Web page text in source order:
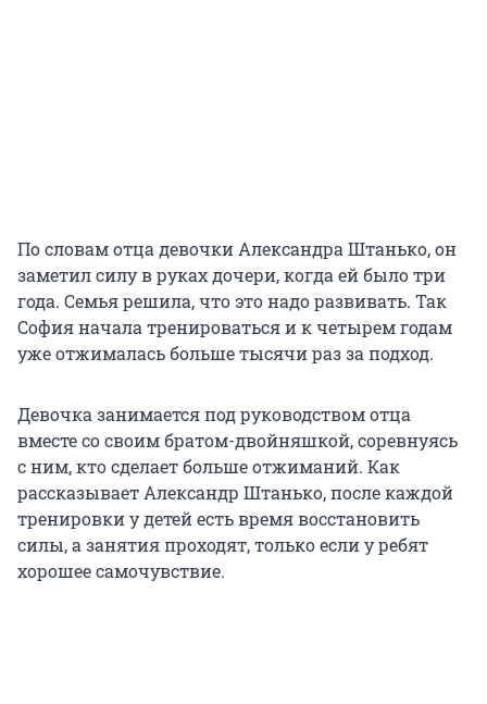
По словам отца девочки Александра Штанько, он
заметил силу в руках дочери, когда ей было три
года. Семья решила, что это надо развивать. Так
София начала тренироваться и к четырем годам
уже отжималась больше тысячи раз за подход.
Девочка занимается под руководством отца
вместе со своим братом-двойняшкой, соревнуясь
с ним, кто сделает больше отжиманий. Как
рассказывает Александр Штанько, после каждой
тренировки у детей есть время восстановить
силы, а занятия проходят, только если у ребят
хорошее самочувствие.